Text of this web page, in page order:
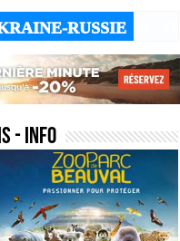
RUSSIE
- Info